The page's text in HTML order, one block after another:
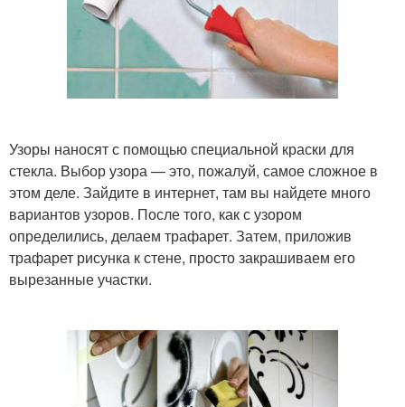
Узоры наносят с помощью специальной краски для
стекла. Выбор узора — это, пожалуй, самое сложное в
этом деле. Зайдите в интернет, там вы найдете много
вариантов узоров. После того, как с узором
определились, делаем трафарет. Затем, приложив
трафарет рисунка к стене, просто закрашиваем его
вырезанные участки.